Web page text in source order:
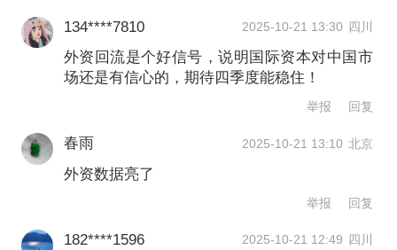
134****7810 2025-10-21 13:30 四川
外资回流是个好信号，说明国际资本对中国市
场还是有信心的，期待四季度能稳住！
举报 回复
春雨 2025-10-21 13:10 北京
外资数据亮了
举报 回复
182****1596 2025-10-21 12:49 四川